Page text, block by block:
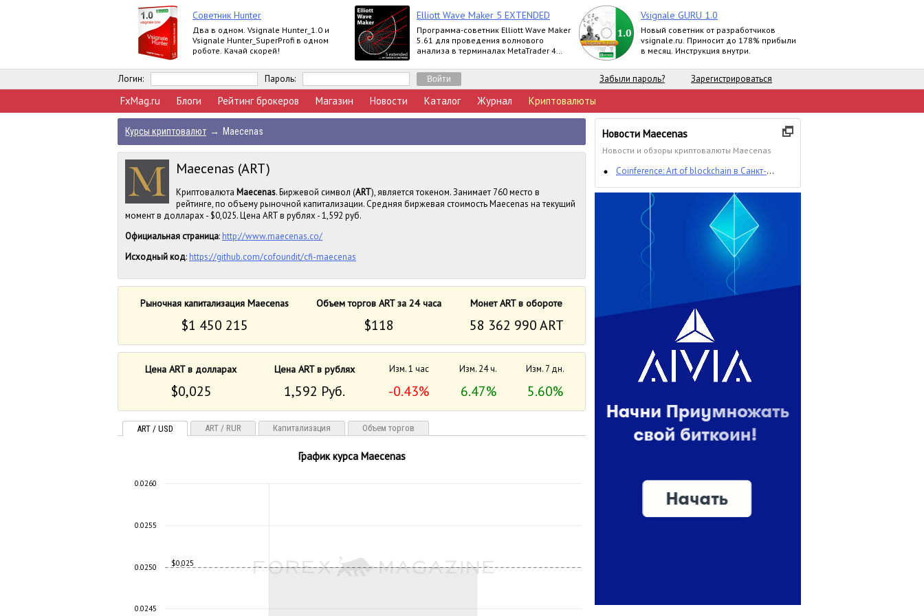
Советник Hunter
Два в одном. Vsignale Hunter_1.0 и
Vsignale Hunter_SuperProfi в одном
роботе. Качай скорей!
Elliott Wave Maker 5 EXTENDED
Программа-советник Elliott Wave Maker
5.61 для проведения волнового
анализа в терминалах MetaTrader 4
Extended
Vsignale GURU 1.0
Новый советник от разработчиков
vsignale.ru. Приносит до 178% прибыли
в месяц. Инструкция внутри.
Логин: Пароль: Забыли пароль? Зарегистрироваться
FxMag.ru Блоги Рейтинг брокеров Магазин Новости Каталог Журнал Криптовалюты
Курсы криптовалют → Maecenas
Maecenas (ART)
Криптовалюта Maecenas. Биржевой символ (ART), является токеном. Занимает 760 место в
рейтинге, по объему рыночной капитализации. Средняя биржевая стоимость Maecenas на текущий
момент в долларах - $0,025. Цена ART в рублях - 1,592 руб.
Официальная страница: http://www.maecenas.co/
Исходный код: https://github.com/cofoundit/cfi-maecenas
Рыночная капитализация Maecenas Объем торгов ART за 24 часа Монет ART в обороте
$1 450 215 $118 58 362 990 ART
Цена ART в долларах Цена ART в рублях Изм. 1 час Изм. 24 ч. Изм. 7 дн.
$0,025 1,592 Руб. -0.43% 6.47% 5.60%
ART / USD ART / RUR Капитализация Объем торгов
График курса Maecenas
$0,025
0.0245
0.0250
0.0255
0.0260
Новости Maecenas
Новости и обзоры криптовалюты Maecenas
Coinference: Art of blockchain в Санкт-
онлайн-трансляций